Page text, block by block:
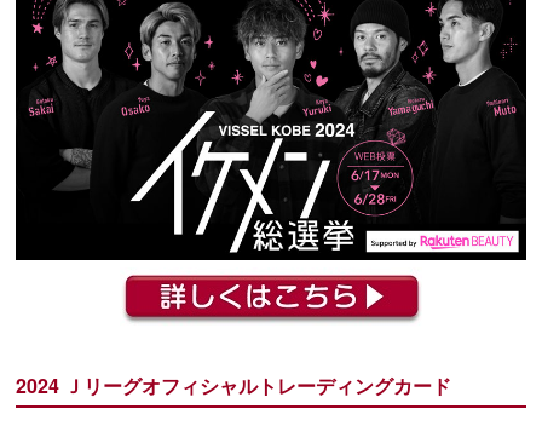
2024 Ｊリーグオフィシャルトレーディングカード